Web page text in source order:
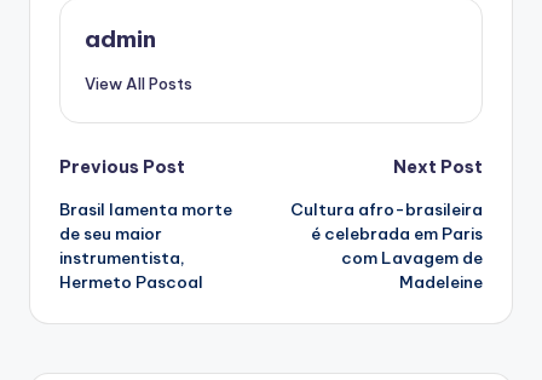
admin
View All Posts
Post
navigation
Previous Post
Brasil lamenta morte
de seu maior
instrumentista,
Hermeto Pascoal
Next Post
Cultura afro-brasileira
é celebrada em Paris
com Lavagem de
Madeleine